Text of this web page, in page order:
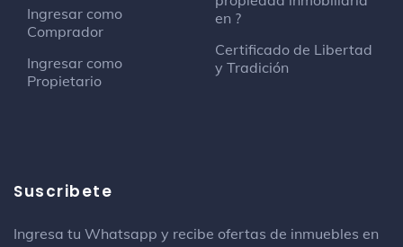
Ingresar como
Comprador
Ingresar como
Propietario
en ?
Certificado de Libertad
y Tradición
Suscribete
Ingresa tu Whatsapp y recibe ofertas de inmuebles en